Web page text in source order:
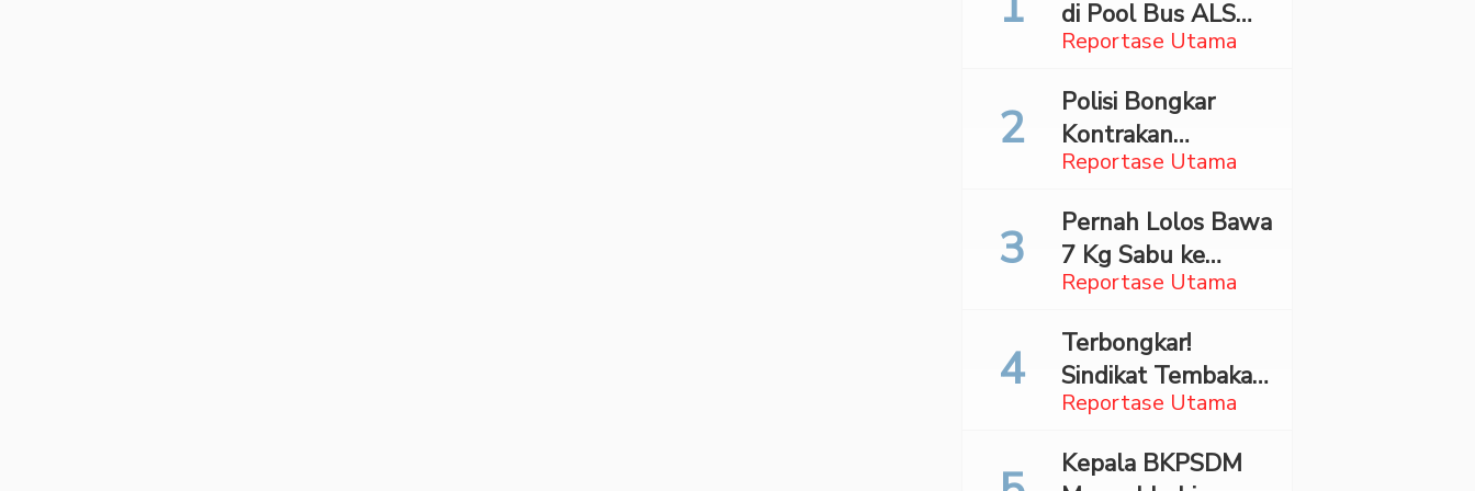
Reportase Utama
di Pool Bus ALS
Surabaya,
Madina Ditangkap
Bareskrim
Reportase Utama
Polisi Bongkar
Kontrakan
Penyimpan 27,96
Reportase Utama
Pernah Lolos Bawa
7 Kg Sabu ke
Jakarta Pilot
Dibekuk Saat Bawa
70 Ribu Pil Ekstasi
Di Bandara Soetta
Reportase Utama
Terbongkar!
Sindikat Tembakau
Sintetis Bermodus
di Jaksel
Kepala BKPSDM